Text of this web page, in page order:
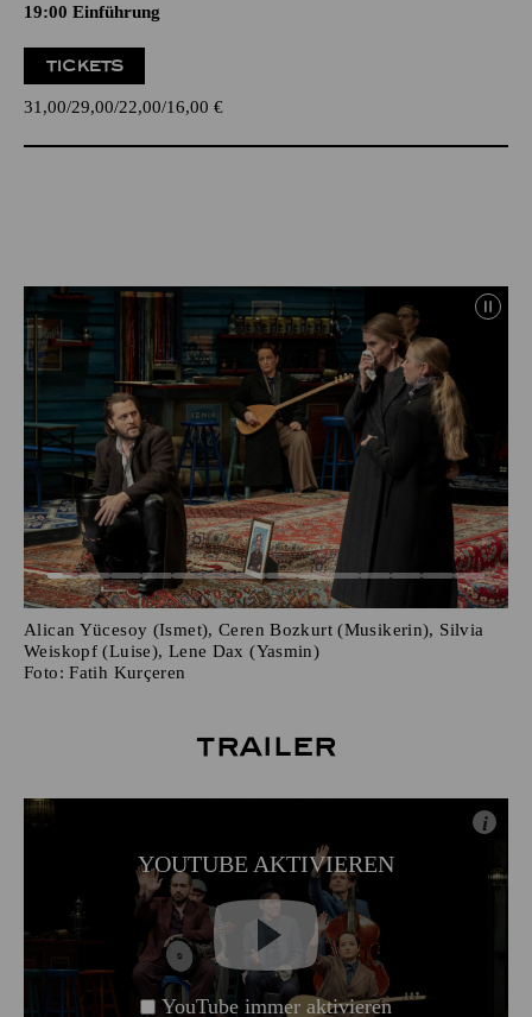
19:00 Einführung
TICKETS
31,00 29,00 22,00 16,00 €
Alican Yücesoy (Ismet), Ceren Bozkurt (Musikerin), Silvia
Weiskopf (Luise), Lene Dax (Yasmin)
Foto: Fatih Kurçeren
Trailer
YOUTUBE AKTIVIEREN
i
YouTube immer aktivieren